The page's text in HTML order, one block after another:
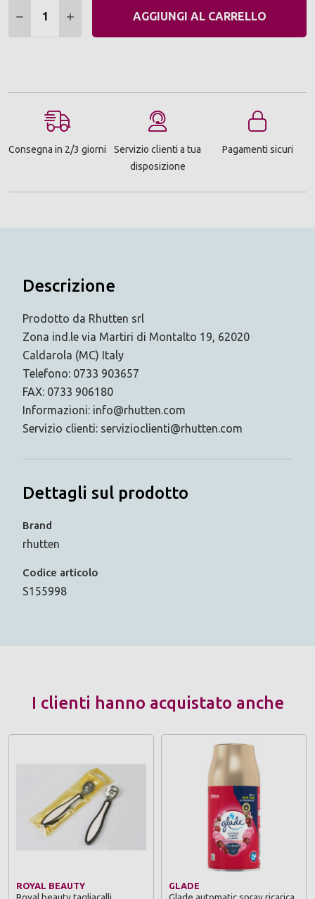
DIMINUIRE QUANTITÀ:
AUMENTARE QUANTITÀ:
AGGIUNGI AL CARRELLO
Consegna in 2/3 giorni
Servizio clienti a tua
disposizione
Pagamenti sicuri
Descrizione
Prodotto da Rhutten srl
Zona ind.le via Martiri di Montalto 19, 62020
Caldarola (MC) Italy
Telefono: 0733 903657
FAX: 0733 906180
Informazioni: info@rhutten.com
Servizio clienti: servizioclienti@rhutten.com
Dettagli sul prodotto
Brand
rhutten
Codice articolo
S155998
I clienti hanno acquistato anche
ROYAL BEAUTY
Royal beauty tagliacalli
GLADE
Glade automatic spray ricarica